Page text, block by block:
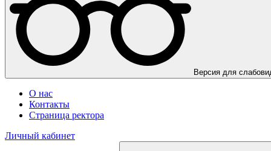
Версия для
О нас
Контакты
Страница ректора
Личный кабинет